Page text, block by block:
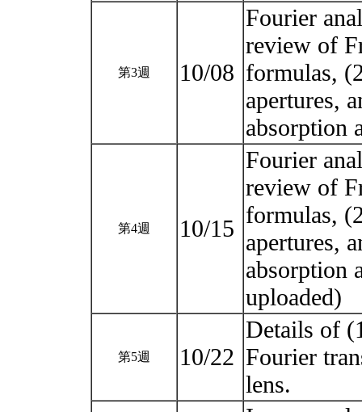
第3週 10/08
Fourier
review of
formulas,
apertures,
absorption
第4週 10/15
Fourier
review of
formulas,
apertures,
absorption
uploaded)
第5週 10/22
Details of
Fourier
lens.